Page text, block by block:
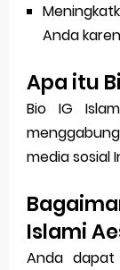
Anda
Apa itu
Bio IG
media sosial
Islami
Anda